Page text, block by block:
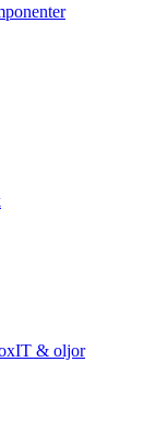
& oljor